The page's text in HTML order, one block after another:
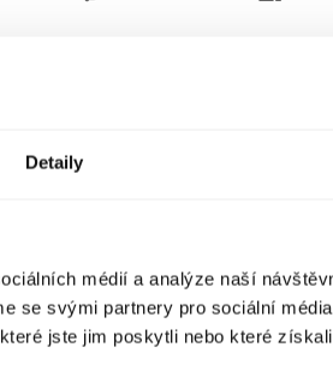
Detaily
médií a analýze naší
se svými partnery pro sociální
jste jim poskytli nebo které